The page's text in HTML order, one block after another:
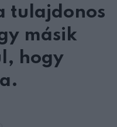
tulajdonos
másik
hogy